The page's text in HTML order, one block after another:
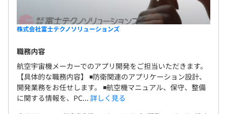
株式会社富士テクノソリューションズ
職務内容
航空宇宙機メーカーでのアプリ開発をご担当いただきます。
【具体的な職務内容】 ◾️防衛関連のアプリケーション設計、
開発業務をお任せします。 ◾️航空機マニュアル、保守、整備
に関する情報を、PC... 詳しく見る